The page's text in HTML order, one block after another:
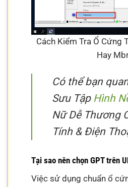
Cách Kiểm Tra Ổ Cứng
Hay
Có thể bạn
Sưu Tập Hình
Nữ Dễ Thương
Tính & Điện
Tại sao nên chọn GPT trên
Việc sử dụng chuẩn ổ